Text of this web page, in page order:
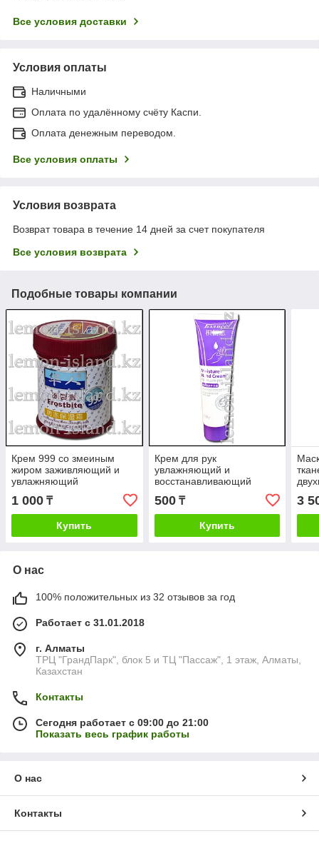
Все условия доставки
Условия оплаты
Наличными
Оплата по удалённому счёту Каспи.
Оплата денежным переводом.
Все условия оплаты
Условия возврата
Возврат товара в течение 14 дней за счет покупателя
Все условия возврата
Подобные товары компании
Крем 999 со змеиным
жиром заживляющий и
увлажняющий
1 000 ₸
Купить
Крем для рук
увлажняющий и
восстанавливающий
Бэлисс с гиалуроновой
кислотой и эстрактом
улитки.
500₸
Купить
3
О нас
100% положительных из 32 отзывов за год
Работает с 31.01.2018
г. Алматы
ТРЦ "ГрандПарк", блок 5 и ТЦ "Пассаж", 1 этаж, Алматы,
Казахстан
Контакты
Сегодня работает с 09:00 до 21:00
Показать весь график работы
О нас
Контакты